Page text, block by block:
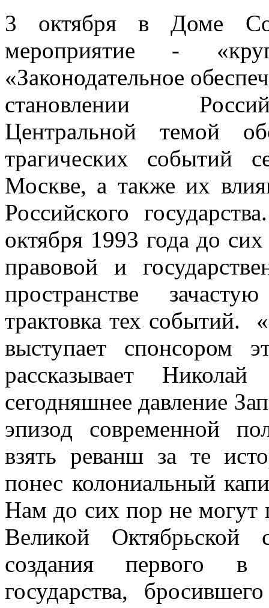
3 октября в Доме
мероприятие -
«Законодательное
становлении
Центральной темой
трагических событий
Москве, а также их
Российского
октября 1993 года до
правовой и
пространстве
трактовка тех
выступает спонсором
рассказывает
сегодняшнее давление
эпизод современной
взять реванш за те
понес колониальный
Нам до сих пор не могут
Великой Октябрьской
создания первого в
государства,